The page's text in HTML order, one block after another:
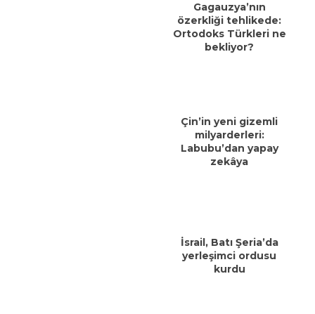
Gagauzya’nın
özerkliği tehlikede:
Ortodoks Türkleri ne
bekliyor?
Çin’in yeni gizemli
milyarderleri:
Labubu’dan yapay
zekâya
İsrail, Batı Şeria’da
yerleşimci ordusu
kurdu